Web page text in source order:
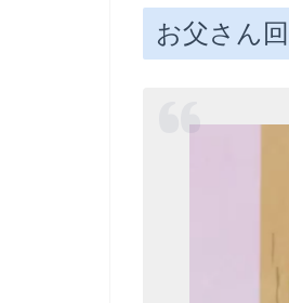
お父さん